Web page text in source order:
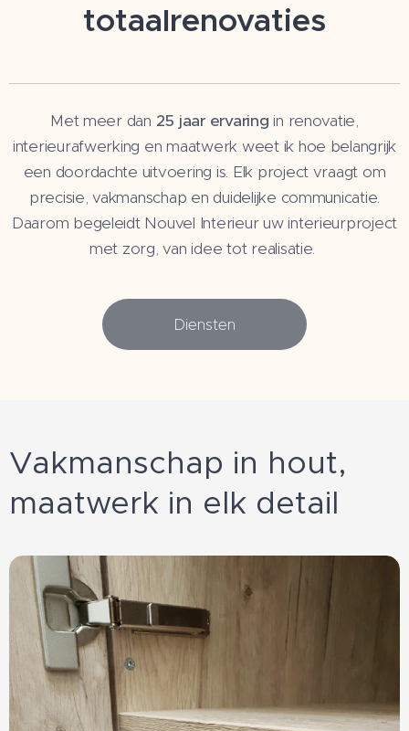
totaalrenovaties
Met meer dan 25 jaar ervaring in renovatie,
interieurafwerking en maatwerk weet ik hoe belangrijk
een doordachte uitvoering is. Elk project vraagt om
precisie, vakmanschap en duidelijke communicatie.
Daarom begeleidt Nouvel Interieur uw interieurproject
met zorg, van idee tot realisatie.
Diensten
Vakmanschap in hout,
maatwerk in elk detail